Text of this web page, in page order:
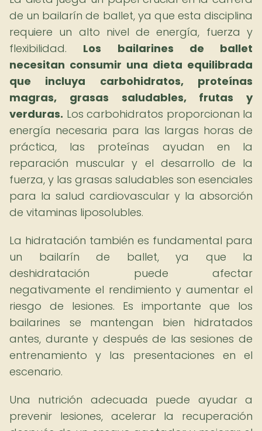
de un bailarín de ballet, ya que esta disciplina
requiere un alto nivel de energía, fuerza y
flexibilidad. Los bailarines de ballet
necesitan consumir una dieta equilibrada
que incluya carbohidratos, proteínas
magras, grasas saludables, frutas y
verduras. Los carbohidratos proporcionan la
energía necesaria para las largas horas de
práctica, las proteínas ayudan en la
reparación muscular y el desarrollo de la
fuerza, y las grasas saludables son esenciales
para la salud cardiovascular y la absorción
de vitaminas liposolubles.
La hidratación también es fundamental para
un bailarín de ballet, ya que la
deshidratación puede afectar
negativamente el rendimiento y aumentar el
riesgo de lesiones. Es importante que los
bailarines se mantengan bien hidratados
antes, durante y después de las sesiones de
entrenamiento y las presentaciones en el
escenario.
Una nutrición adecuada puede ayudar a
prevenir lesiones, acelerar la recuperación